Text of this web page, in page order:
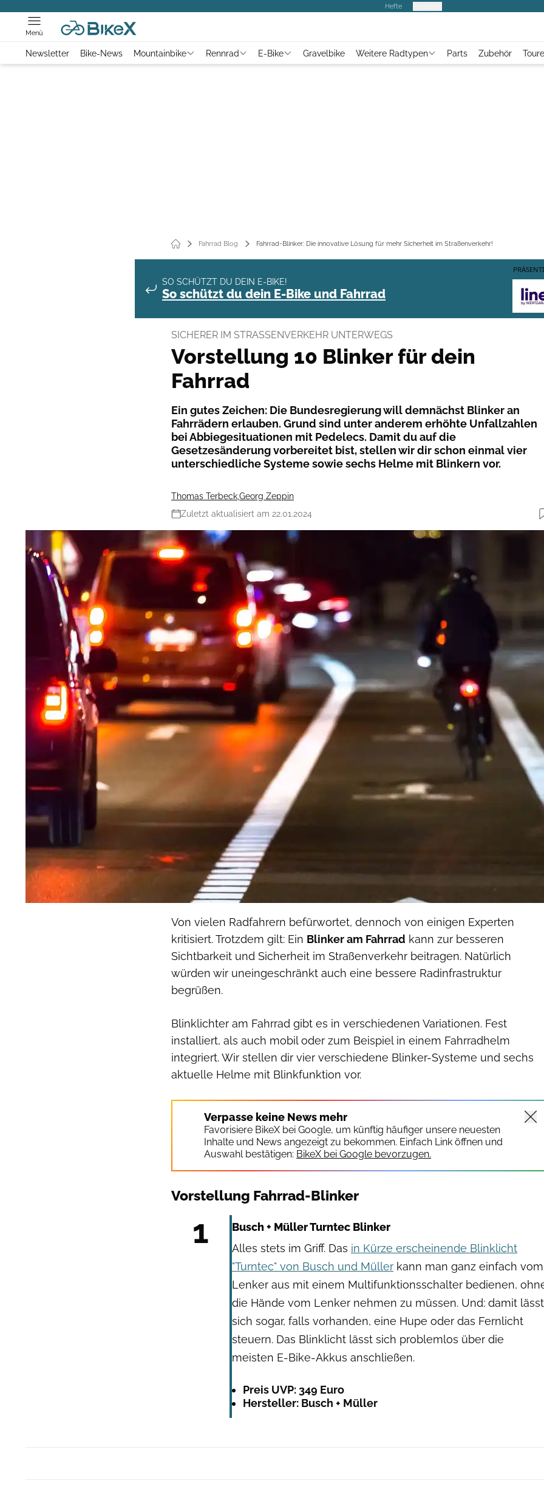
Hefte
Menü
Newsletter Bike-News Mountainbike Rennrad E-Bike Gravelbike Weitere Radtypen Parts Zubehör
Fahrrad Blog Fahrrad-Blinker: Die innovative Lösung für mehr Sicherheit im Straßenverkehr!
SO SCHÜTZT DU DEIN E-BIKE!
So schützt du dein E-Bike und Fahrrad
SICHERER IM STRASSENVERKEHR UNTERWEGS
Vorstellung 10 Blinker für dein
Fahrrad
Ein gutes Zeichen: Die Bundesregierung will demnächst Blinker an
Fahrrädern erlauben. Grund sind unter anderem erhöhte Unfallzahlen
bei Abbiegesituationen mit Pedelecs. Damit du auf die
Gesetzesänderung vorbereitet bist, stellen wir dir schon einmal vier
unterschiedliche Systeme sowie sechs Helme mit Blinkern vor.
Thomas TerbeckGeorg Zeppin
Zuletzt aktualisiert am 22.01.2024
Von vielen Radfahrern befürwortet, dennoch von einigen Experten
kritisiert. Trotzdem gilt: Ein Blinker am Fahrrad kann zur besseren
Sichtbarkeit und Sicherheit im Straßenverkehr beitragen. Natürlich
würden wir uneingeschränkt auch eine bessere Radinfrastruktur
begrüßen.
Blinklichter am Fahrrad gibt es in verschiedenen Variationen. Fest
installiert, als auch mobil oder zum Beispiel in einem Fahrradhelm
integriert. Wir stellen dir vier verschiedene Blinker-Systeme und sechs
aktuelle Helme mit Blinkfunktion vor.
Verpasse keine News mehr
Favorisiere BikeX bei Google, um künftig häufiger unsere neuesten
Inhalte und News angezeigt zu bekommen. Einfach Link öffnen und
Auswahl bestätigen: BikeX bei Google bevorzugen.
Vorstellung Fahrrad-Blinker
1
Busch + Müller Turntec Blinker
Alles stets im Griff. Das in Kürze erscheinende Blinklicht
"Turntec" von Busch und Müller kann man ganz einfach vom
Lenker aus mit einem Multifunktionsschalter bedienen,
die Hände vom Lenker nehmen zu müssen. Und: damit lässt
sich sogar, falls vorhanden, eine Hupe oder das Fernlicht
steuern. Das Blinklicht lässt sich problemlos über die
meisten E-Bike-Akkus anschließen.
Preis UVP: 349 Euro
Hersteller: Busch + Müller